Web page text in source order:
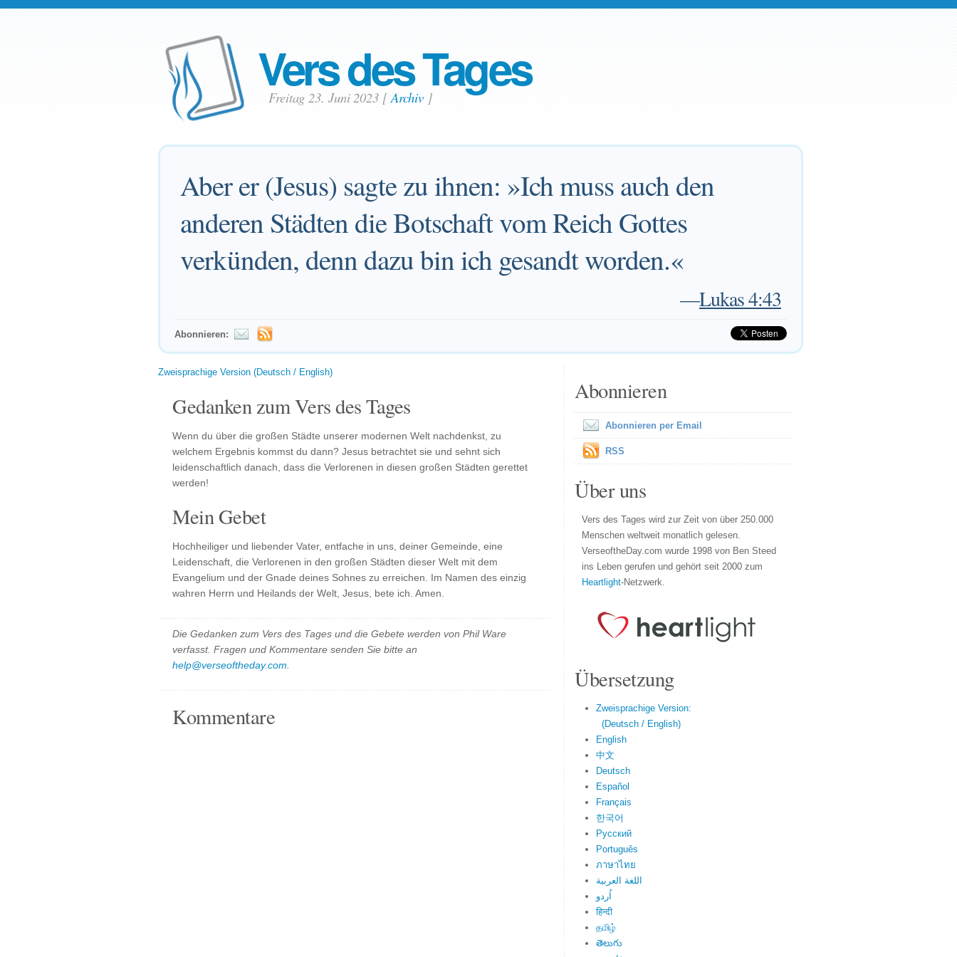
Vers des Tages
Freitag 23. Juni 2023 [Archiv ]
Aber er (Jesus) sagte zu ihnen: »Ich muss auch den
anderen Städten die Botschaft vom Reich Gottes
verkünden, denn dazu bin ich gesandt worden.«
—Lukas 4:43
Abonnieren:
Zweisprachige Version (Deutsch / English)
Gedanken zum Vers des Tages
Wenn du über die großen Städte unserer modernen Welt nachdenkst, zu
welchem Ergebnis kommst du dann? Jesus betrachtet sie und sehnt sich
leidenschaftlich danach, dass die Verlorenen in diesen großen Städten gerettet
werden!
Mein Gebet
Hochheiliger und liebender Vater, entfache in uns, deiner Gemeinde, eine
Leidenschaft, die Verlorenen in den großen Städten dieser Welt mit dem
Evangelium und der Gnade deines Sohnes zu erreichen. Im Namen des einzig
wahren Herrn und Heilands der Welt, Jesus, bete ich. Amen.
Die Gedanken zum Vers des Tages und die Gebete werden von Phil Ware
verfasst. Fragen und Kommentare senden Sie bitte an
help@verseoftheday.com
Kommentare
Abonnieren
Abonnieren per Email
RSS
Über uns
Vers des Tages wird zur Zeit von über 250.000
Menschen weltweit monatlich gelesen.
VerseoftheDay.com wurde 1998 von Ben Steed
ins Leben gerufen und gehört seit 2000 zum
Heartlight-Netzwerk.
Übersetzung
Zweisprachige Version:
(Deutsch / English)
English
中文
Deutsch
Español
Français
한국어
Русский
Português
ภาษาไทย
اللغة العربية
اُردو
हिन्दी
தமிழ்
తెలుగు